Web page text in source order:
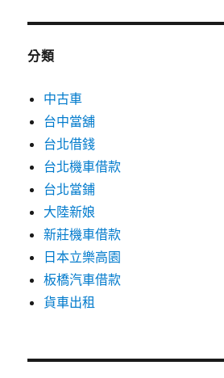
分類
中古車
台中當舖
台北借錢
台北機車借款
台北當鋪
大陸新娘
新莊機車借款
日本立樂高園
板橋汽車借款
貨車出租